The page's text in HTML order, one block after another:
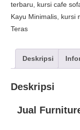
terbaru
kursi cafe
Kayu Minimalis kursi
Teras
Deskripsi
Deskripsi
Jual